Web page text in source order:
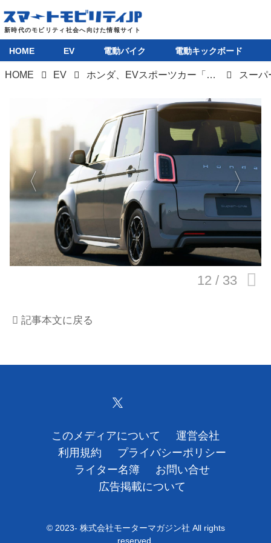
電動バイク
電動キックボード
ライフスタイル
テクノロジー
このメディアについて
利用規約
お問い合せ
広告掲載について
HOME EV 電動バイク 電動キックボード
HOME EV ホンダ、EVスポーツカー「Super-ONE」をついに発売。実質約209万円で買える小型EVが登場 スーパ
記事本文に戻る
このメディアについて
運営会社
利用規約
プライバシーポリシー
ライター名簿
お問い合せ
広告掲載について
© 2023- 株式会社モーターマガジン社 All rights
reserved.